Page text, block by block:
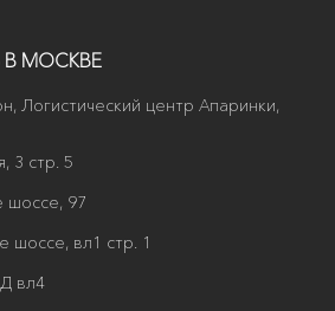
В МОСКВЕ
Логистический центр Апаринки,
3 стр. 5
шоссе, 97
шоссе, вл1 стр. 1
вл4